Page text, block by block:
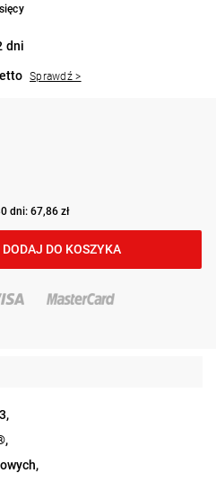
dni
Sprawdź >
dni: 67,86 zł
DODAJ DO KOSZYKA